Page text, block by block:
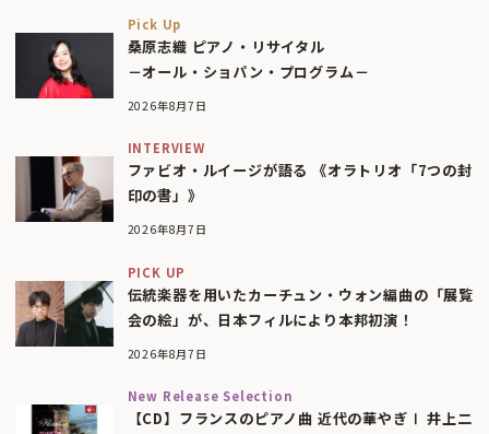
Pick Up
桑原志織 ピアノ・リサイタル
－オール・ショパン・プログラム－
2026年8月7日
INTERVIEW
ファビオ・ルイージが語る 《オラトリオ「7つの封
印の書」》
2026年8月7日
PICK UP
伝統楽器を用いたカーチュン・ウォン編曲の「展覧
会の絵」が、日本フィルにより本邦初演！
2026年8月7日
New Release Selection
【CD】フランスのピアノ曲 近代の華やぎⅠ 井上二